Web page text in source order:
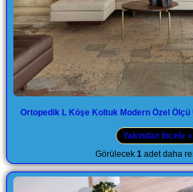
Ortopedik L Köşe Koltuk Modern Özel Ölçü
Yakından İncele »
Görülecek1 adet daha